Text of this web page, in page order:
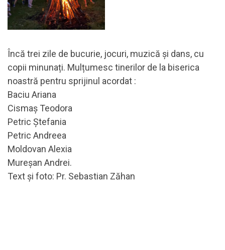
Încă trei zile de bucurie, jocuri, muzică și dans, cu
copii minunați. Mulțumesc tinerilor de la biserica
noastră pentru sprijinul acordat :
Baciu Ariana
Cismaș Teodora
Petric Ștefania
Petric Andreea
Moldovan Alexia
Mureșan Andrei.
Text și foto: Pr. Sebastian Zăhan